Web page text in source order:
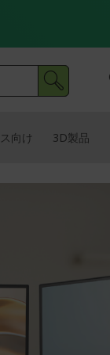
向け 3D製品